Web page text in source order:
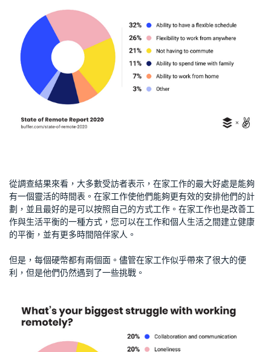
從調查結果來看，大多數受訪者表示，在家工作的最大好處是能夠
有一個靈活的時間表。在家工作使他們能夠更有效的安排他們的計
劃，並且最好的是可以按照自己的方式工作。在家工作也是改善工
作與生活平衡的一種方式，您可以在工作和個人生活之間建立健康
的平衡，並有更多時間陪伴家人。
但是，每個硬幣都有兩個面。儘管在家工作似乎帶來了很大的便
利，但是他們仍然遇到了一些挑戰。